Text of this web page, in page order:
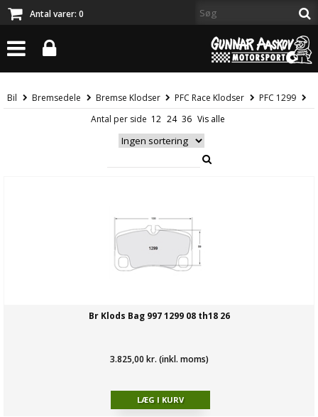
Antal varer: 0
Bil Bremsedele Bremse Klodser PFC Race Klodser
PFC 1299
Antal per side
Br Klods Bag 997 1299 08 th18 26
3.825,00 kr. (inkl. moms)